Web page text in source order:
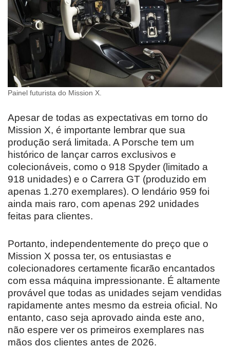
Painel futurista do Mission X.
Apesar de todas as expectativas em torno do
Mission X, é importante lembrar que sua
produção será limitada. A Porsche tem um
histórico de lançar carros exclusivos e
colecionáveis, como o 918 Spyder (limitado a
918 unidades) e o Carrera GT (produzido em
apenas 1.270 exemplares). O lendário 959 foi
ainda mais raro, com apenas 292 unidades
feitas para clientes.
Portanto, independentemente do preço que o
Mission X possa ter, os entusiastas e
colecionadores certamente ficarão encantados
com essa máquina impressionante. É altamente
provável que todas as unidades sejam vendidas
rapidamente antes mesmo da estreia oficial. No
entanto, caso seja aprovado ainda este ano,
não espere ver os primeiros exemplares nas
mãos dos clientes antes de 2026.